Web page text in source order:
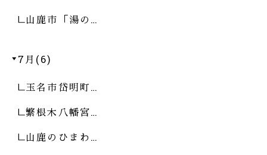
山鹿市「湯の…
7月(6)
玉名市岱明町…
繁根木八幡宮…
山鹿のひまわ…